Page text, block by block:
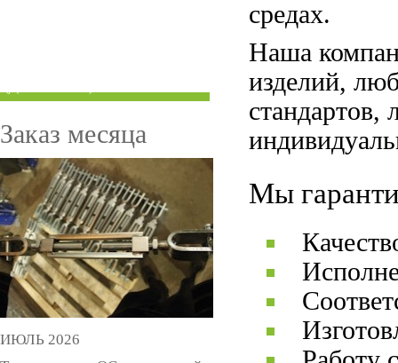
средах.
Наша
изделий,
Мы
Заказ месяца
ИЮЛЬ 2026